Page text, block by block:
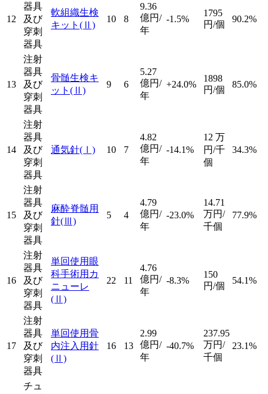
12
器具
及び
穿刺
器具
軟組織生検
キット (Ⅱ)
10 8
9.36
億円/
年
-1.5%
1795
円/個
90.2%
13
注射
器具
及び
穿刺
器具
骨髄生検キ
ット (Ⅱ)
9 6
5.27
億円/
年
+24.0%
1898
円/個
85.0%
14
注射
器具
及び
穿刺
器具
通気針(Ⅰ) 10 7
4.82
億円/
年
-14.1%
12 万
円/千
個
34.3%
15
注射
器具
及び
穿刺
器具
麻酔脊髄用
針(Ⅲ)
5 4
4.79
億円/
年
-23.0%
14.71
万円/
千個
77.9%
16
注射
器具
及び
穿刺
器具
単回使用眼
科手術用カ
ニューレ
(Ⅱ)
22 11
4.76
億円/
年
-8.3%
150
円/個
54.1%
17
注射
器具
及び
穿刺
器具
単回使用骨
内注入用針
(Ⅱ)
16 13
2.99
億円/
年
-40.7%
237.95
万円/
千個
23.1%
チュ